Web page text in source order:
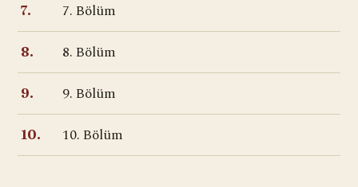
7. 7. Bölüm
8. 8. Bölüm
9. 9. Bölüm
10. 10. Bölüm